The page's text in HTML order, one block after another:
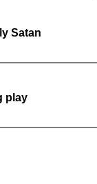
Satan
play